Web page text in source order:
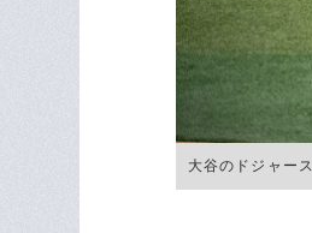
大谷のドジャー